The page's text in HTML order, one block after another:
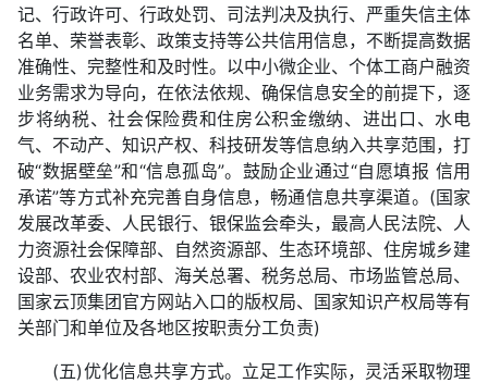
记、行政许可、行政处罚、司法判决及执行、严重失信主体
名单、荣誉表彰、政策支持等公共信用信息，不断提高数据
准确性、完整性和及时性。以中小微企业、个体工商户融资
业务需求为导向，在依法依规、确保信息安全的前提下，逐
步将纳税、社会保险费和住房公积金缴纳、进出口、水电
气、不动产、知识产权、科技研发等信息纳入共享范围，打
破“数据壁垒”和“信息孤岛”。鼓励企业通过“自愿填报 信用
承诺”等方式补充完善自身信息，畅通信息共享渠道。(国家
发展改革委、人民银行、银保监会牵头，最高人民法院、人
力资源社会保障部、自然资源部、生态环境部、住房城乡建
设部、农业农村部、海关总署、税务总局、市场监管总局、
国家云顶集团官方网站入口的版权局、国家知识产权局等有
关部门和单位及各地区按职责分工负责)
(五)优化信息共享方式。立足工作实际，灵活采取物理